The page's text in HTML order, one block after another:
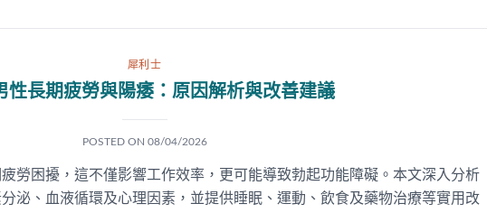
犀利士
性長期疲勞與陽痿：原因解析與改善建議
POSTED ON 08/04/2026
勞困擾，這不僅影響工作效率，更可能導致勃起功能障礙。本文深入分析
泌、血液循環及心理因素，並提供睡眠、運動、飲食及藥物治療等實用改